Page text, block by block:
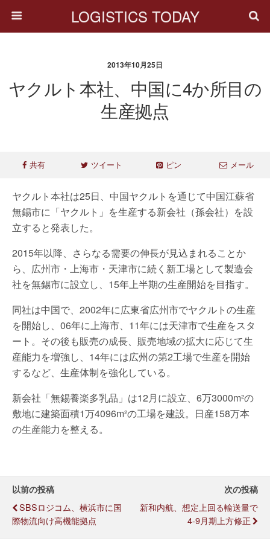
LOGISTICS TODAY
2013年10月25日
ヤクルト本社、中国に4か所目の
生産拠点
共有 ツイート ピン メール
ヤクルト本社は25日、中国ヤクルトを通じて中国江蘇省
無錫市に「ヤクルト」を生産する新会社（孫会社）を設
立すると発表した。
2015年以降、さらなる需要の伸長が見込まれることか
ら、広州市・上海市・天津市に続く新工場として製造会
社を無錫市に設立し、15年上半期の生産開始を目指す。
同社は中国で、2002年に広東省広州市でヤクルトの生産
を開始し、06年に上海市、11年には天津市で生産をスタ
ート。その後も販売の成長、販売地域の拡大に応じて生
産能力を増強し、14年には広州の第2工場で生産を開始
するなど、生産体制を強化している。
新会社「無錫養楽多乳品」は12月に設立、6万3000m²の
敷地に建築面積1万4096m²の工場を建設。日産158万本
の生産能力を整える。
以前の投稿
SBSロジコム、横浜市に国
際物流向け高機能拠点
次の投稿
新和内航、想定上回る輸送量で
4-9月期上方修正